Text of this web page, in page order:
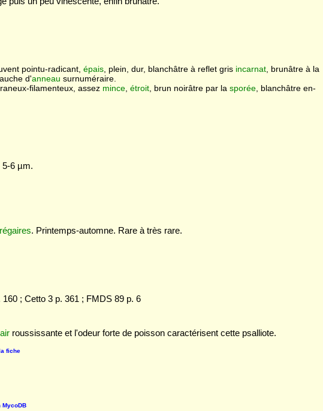
pointu-radicant, épais, plein, dur, blanchâtre à reflet gris incarnat, brunâtre à la
d'anneau surnuméraire.
filamenteux, assez mince ,étroit , brun noirâtre par lasporée , blanchâtre en-
5-6 µm.
. Printemps-automne. Rare à très rare.
; Cetto 3 p. 361 ; FMDS 89 p. 6
roussissante et l'odeur forte de poisson caractérisent cette psalliote.
fiche